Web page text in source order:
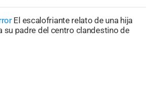
El escalofriante relato de una hija
su padre del centro clandestino de